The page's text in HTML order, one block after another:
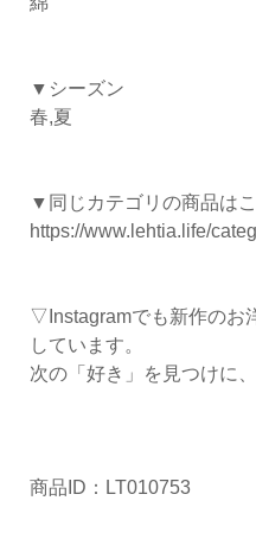
▼シーズン
春,夏
▼同じカテゴリの商品は
https://www.lehtia.life/
▽Instagramでも新作のお
しています。
次の「好き」を見つけに
商品ID：LT010753